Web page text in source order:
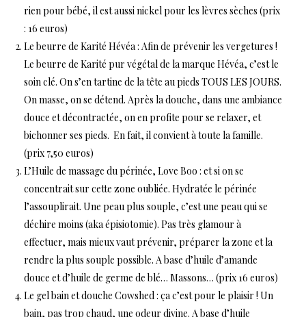
rien pour bébé, il est aussi nickel pour les lèvres sèches (prix
: 16 euros)
Lebeurre de Karité Hévéa: Afin de prévenir les vergetures !
Le beurre de Karité pur végétal de la marque Hévéa, c’est le
soin clé. On s’en tartine de la tête au pieds TOUS LES JOURS.
On masse, on se détend. Après la douche, dans une ambiance
douce et décontractée, on en profite pour se relaxer, et
bichonner ses pieds. En fait, il convient à toute la famille.
(prix 7,50 euros)
L’Huile de massage du périnée, Love Boo : et si on se
concentrait sur cette zone oubliée. Hydratée le périnée
l’assouplirait. Une peau plus souple, c’est une peau qui se
déchire moins (aka épisiotomie). Pas très glamour à
effectuer, mais mieux vaut prévenir, préparer la zone et la
rendre la plus souple possible. A base d’huile d’amande
douce et d’huile de germe de blé… Massons… (prix 16 euros)
Le gel bain et douche Cowshed: ça c’est pour le plaisir ! Un
bain, pas trop chaud, une odeur divine. A base d’huile